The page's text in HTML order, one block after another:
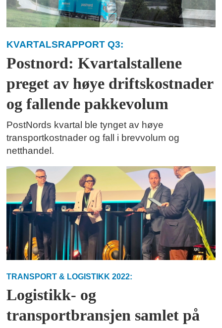
KVARTALSRAPPORT Q3:
Postnord: Kvartalstallene
preget av høye driftskostnader
og fallende pakkevolum
PostNords kvartal ble tynget av høye
transportkostnader og fall i brevvolum og
netthandel.
TRANSPORT & LOGISTIKK 2022:
Logistikk- og
transportbransjen samlet på